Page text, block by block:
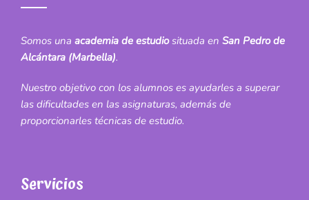
Somos una academia de estudiosituada en San Pedro de
Alcántara (Marbella).
Nuestro objetivo con los alumnos es ayudarles a superar
las dificultades en las asignaturas, además de
proporcionarles técnicas de estudio.
Servicios